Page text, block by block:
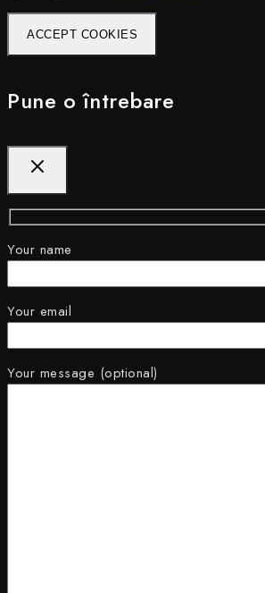
ACCEPT COOKIES
Pune o întrebare
Your name
Your email
Your message (optional)